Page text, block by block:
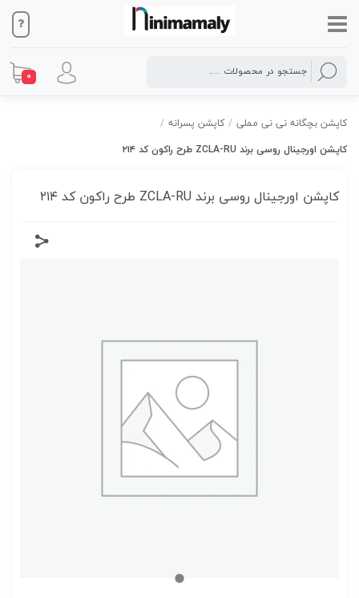
0
کاپشن بچگانه نی نی مملی / کاپشن پسرانه /
کاپشن‌ اورجینال روسی برند ZCLA-RU طرح راکون کد ۲۱۴
کاپشن‌ اورجینال روسی برند ZCLA-RU طرح راکون کد ۲۱۴